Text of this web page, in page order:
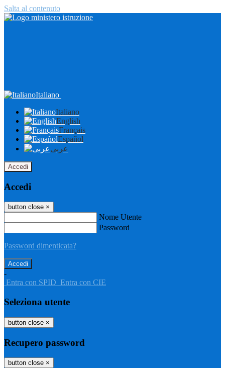
Salta al contenuto
Italiano
Italiano
English
Français
Español
عربى
Accedi
Accedi
button close ×
Nome Utente
Password
Password dimenticata?
-
Entra con SPID Entra con CIE
Seleziona utente
button close ×
Recupero password
button close ×